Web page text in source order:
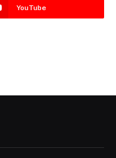
YouTube